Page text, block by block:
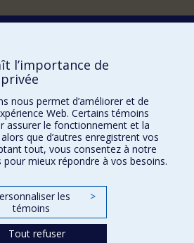
SCIENCES
l’importance de
nous permet d’améliorer et de
Web. Certains témoins
assurer le fonctionnement et la
que d’autres enregistrent vos
tout, vous consentez à notre
mieux répondre à vos besoins.
les
témoins
>
Tout refuser